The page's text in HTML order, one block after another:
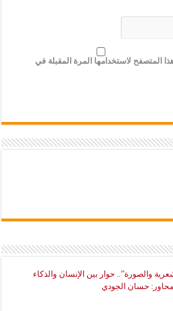
المتصفح لاستخدامها المرة المقبلة في
والصورة”.. حوار بين الإنسان والذكاء
حسان الجودي